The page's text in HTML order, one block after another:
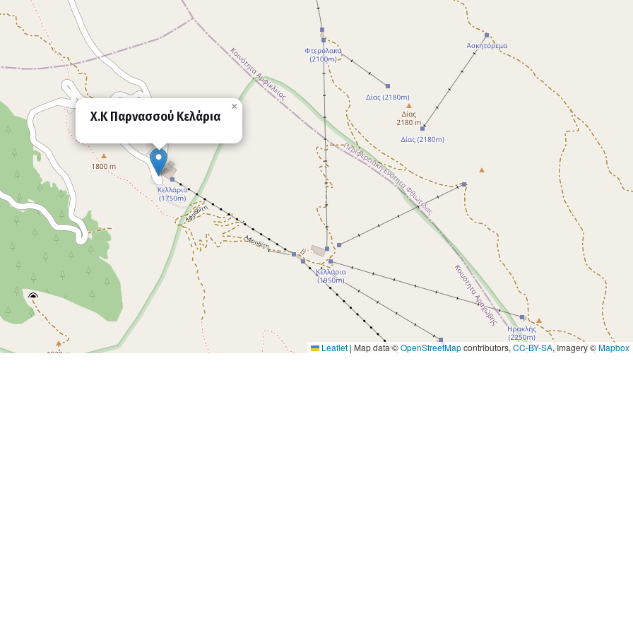
X.K Παρνασσού Κελάρια
×
Leaflet | Map data ©OpenStreetMapcontributors, CC-BY-SA, Imagery ©Mapbox